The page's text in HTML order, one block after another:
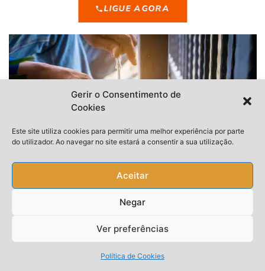
Gerir o Consentimento de
Cookies
Este site utiliza cookies para permitir uma melhor experiência por parte
do utilizador. Ao navegar no site estará a consentir a sua utilização.
Aceitar
Negar
Ver preferências
Política de Cookies
LIGUE AGORA